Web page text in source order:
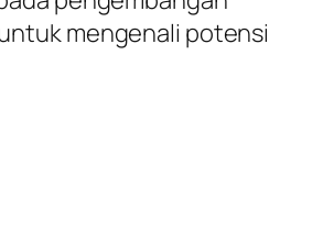
mengenali potensi